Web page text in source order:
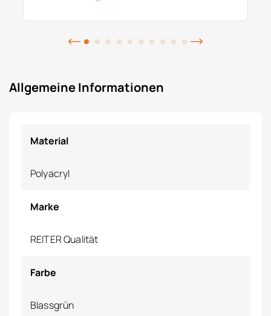
Allgemeine Informationen
Material
Polyacryl
Marke
REITER Qualität
Farbe
Blassgrün